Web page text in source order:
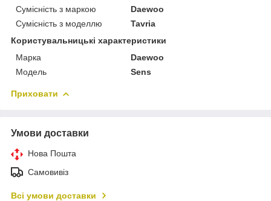
Сумісність з маркою
Daewoo
Сумісність з моделлю
Tavria
Користувальницькі характеристики
Марка
Daewoo
Модель
Sens
Приховати
Умови доставки
Нова Пошта
Самовивіз
Всі умови доставки